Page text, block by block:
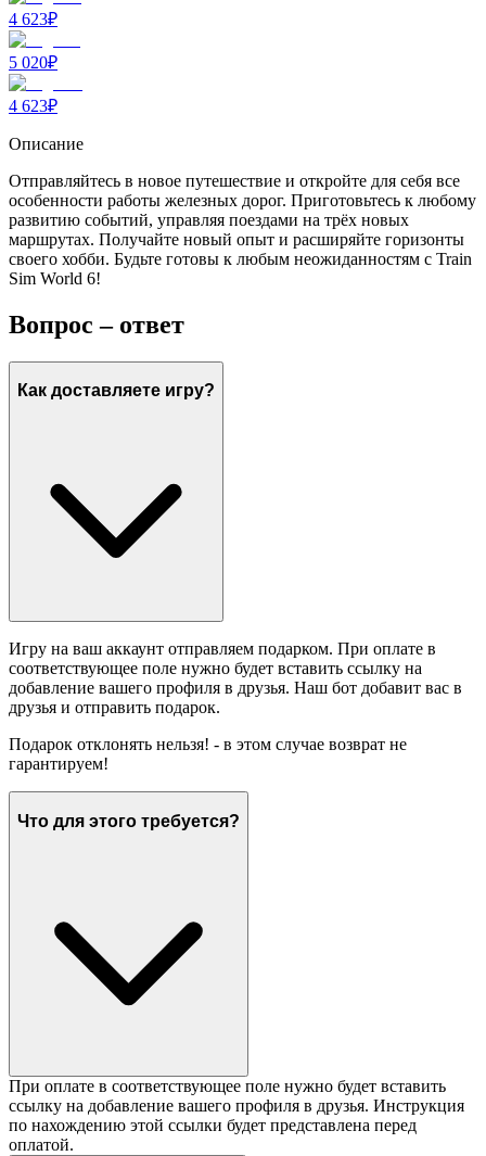
4 623₽
5 020₽
4 623₽
Описание
Отправляйтесь в новое путешествие и откройте для себя все
особенности работы железных дорог. Приготовьтесь к любому
развитию событий, управляя поездами на трёх новых
маршрутах. Получайте новый опыт и расширяйте горизонты
своего хобби. Будьте готовы к любым неожиданностям с Train
Sim World 6!
Вопрос – ответ
Как доставляете игру?
Игру на ваш аккаунт отправляем подарком. При оплате в
соответствующее поле нужно будет вставить ссылку на
добавление вашего профиля в друзья. Наш бот добавит вас в
друзья и отправить подарок.
Подарок отклонять нельзя! - в этом случае возврат не
гарантируем!
Что для этого требуется?
При оплате в соответствующее поле нужно будет вставить
ссылку на добавление вашего профиля в друзья. Инструкция
по нахождению этой ссылки будет представлена перед
оплатой.